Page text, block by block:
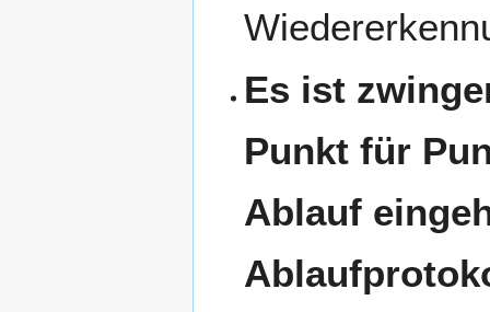
Es ist
Punkt für
Ablauf